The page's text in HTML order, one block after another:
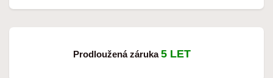
Prodloužená záruka5 LET